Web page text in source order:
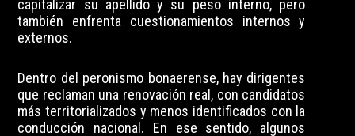
capitalizar su apellido y su peso interno, pero
también enfrenta cuestionamientos internos y
externos.
Dentro del peronismo bonaerense, hay dirigentes
que reclaman una renovación real, con candidatos
más territorializados y menos identificados con la
conducción nacional. En ese sentido, algunos